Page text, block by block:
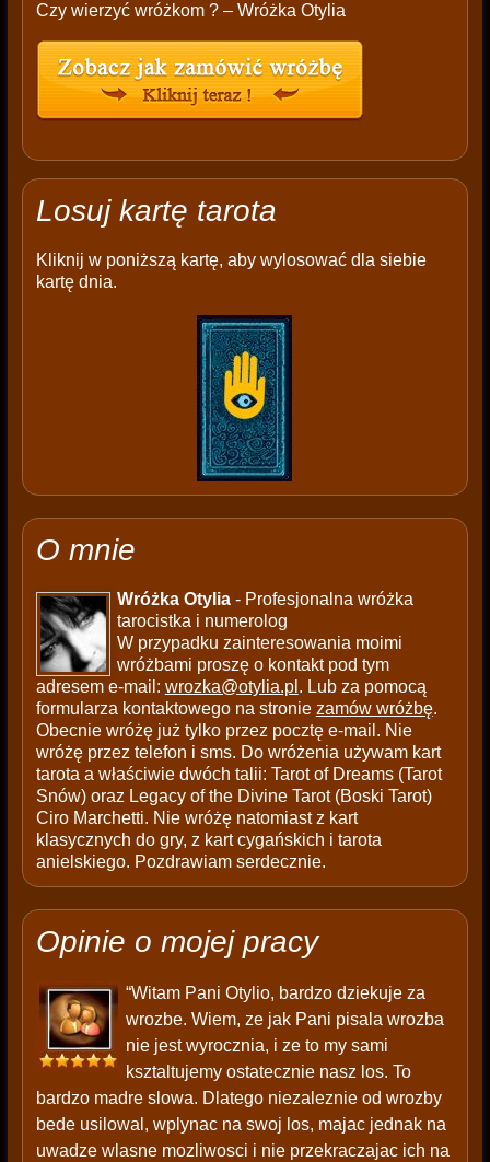
Czy wierzyć wróżkom ? – Wróżka Otylia
Losuj kartę tarota
Kliknij w poniższą kartę, aby wylosować dla siebie
kartę dnia.
O mnie
Wróżka Otylia- Profesjonalna wróżka
tarocistka i numerolog
W przypadku zainteresowania moimi
wróżbami proszę o kontakt pod tym
adresem e-mail: wrozka@otylia.pl . Lub za pomocą
formularza kontaktowego na stronie zamów wróżbę.
Obecnie wróżę już tylko przez pocztę e-mail. Nie
wróżę przez telefon i sms. Do wróżenia używam kart
tarota a właściwie dwóch talii: Tarot of Dreams (Tarot
Snów) oraz Legacy of the Divine Tarot (Boski Tarot)
Ciro Marchetti. Nie wróżę natomiast z kart
klasycznych do gry, z kart cygańskich i tarota
anielskiego. Pozdrawiam serdecznie.
Opinie o mojej pracy
“Witam Pani Otylio, bardzo dziekuje za
wrozbe. Wiem, ze jak Pani pisala wrozba
nie jest wyrocznia, i ze to my sami
ksztaltujemy ostatecznie nasz los. To
bardzo madre slowa. Dlatego niezaleznie od wrozby
bede usilowal, wplynac na swoj los, majac jednak na
uwadze wlasne mozliwosci i nie przekraczajac ich na